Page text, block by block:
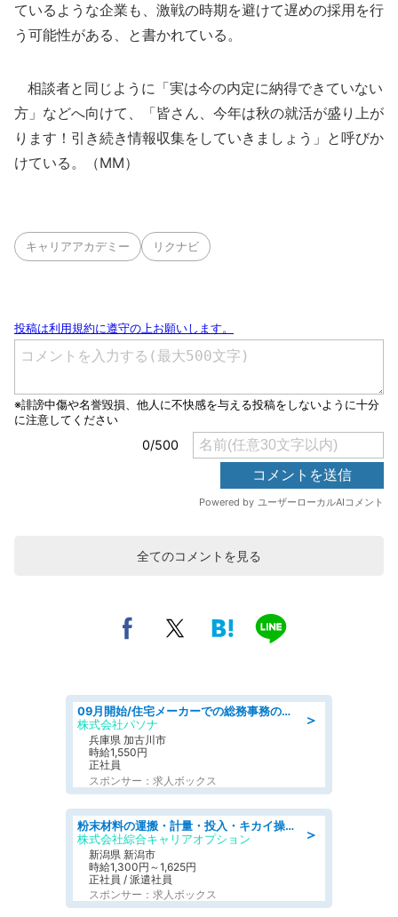
ているような企業も、激戦の時期を避けて遅めの採用を行
う可能性がある、と書かれている。
相談者と同じように「実は今の内定に納得できていない
方」などへ向けて、「皆さん、今年は秋の就活が盛り上が
ります！引き続き情報収集をしていきましょう」と呼びか
けている。（MM）
キャリアアカデミー リクナビ
全てのコメントを見る
＞
09月開始/住宅メーカーでの総務事務のお仕事/駅近/車通勤可/一般事務/人事労務
株式会社パソナ
兵庫県 加古川市
時給1,550円
正社員
スポンサー：求人ボックス
＞
粉末材料の運搬・計量・投入・キカイ操作/オンライン登録
株式会社綜合キャリアオプション
新潟県 新潟市
時給1,300円～1,625円
正社員 / 派遣社員
スポンサー：求人ボックス